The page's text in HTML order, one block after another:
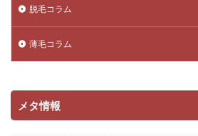
脱毛コラム
薄毛コラム
メタ情報